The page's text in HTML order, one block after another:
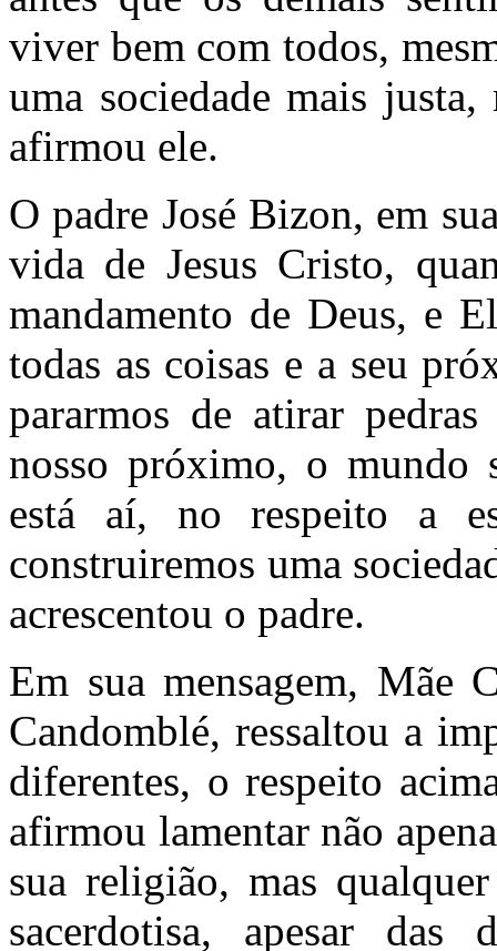
viver bem com todos,
uma sociedade mais
afirmou ele.
O padre José Bizon, em
vida de Jesus Cristo,
mandamento de Deus, e
todas as coisas e a seu
pararmos de atirar
nosso próximo, o mundo
está aí, no respeito a
construiremos uma
acrescentou o padre.
Em sua mensagem, Mãe
Candomblé, ressaltou a
diferentes, o respeito
afirmou lamentar não
sua religião, mas
sacerdotisa, apesar das